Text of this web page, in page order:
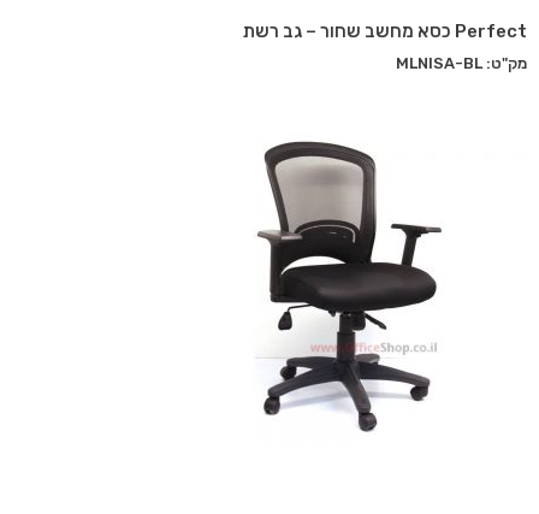
Perfect כסא מחשב שחור – גב רשת
מק"ט: MLNISA-BL